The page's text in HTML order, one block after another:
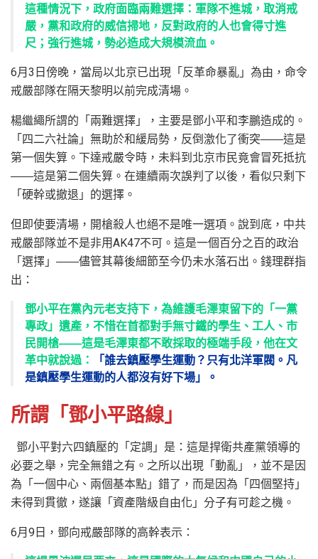
這種情況下，政府面臨兩難選擇：軍隊不進城，取消戒
嚴，黨和政府的威信掃地，反對政府的人也會得寸進
尺；強行進城，勢必造成大規模流血。
6月3日傍晚，當局以北京已出現「反革命暴亂」為由，命令
戒嚴部隊在隔天黎明以前完成清場。
楊繼繩所謂的「兩難選擇」，主要是鄧小平和李鵬造成的。
「四二六社論」無助於和緩局勢，反倒激化了衝突――這是
第一個失算。下達戒嚴令時，未料到北京市民竟會冒死抵抗
――這是第二個失算。在連續兩次誤判了以後，看似只剩下
「硬幹或撤退」的選擇。
但即使要清場，開槍殺人也絕不是唯一選項。說到底，中共
戒嚴部隊並不是非用AK47不可。這是一個百分之百的政治
「選擇」――儘管其幕後細節至今仍未水落石出。錢理群指
出：
鄧小平在黨內元老支持下，為維護毛澤東留下的「一黨
專政」遺產，不惜在首都對手無寸鐵的學生、工人、市
民開槍――這是毛澤東都不敢採取的極端手段，他在文
革中就說過：
「誰去鎮壓學生運動？只有北洋軍閥。凡
是鎮壓學生運動的人都沒有好下場」。
所謂「鄧小平路線」
鄧小平對六四鎮壓的「定調」是：這是捍衛共產黨領導的
必要之舉，完全無錯之有。之所以出現「動亂」，並不是因
為「一個中心、兩個基本點」錯了，而是因為「四個堅持」
未得到貫徹，遂讓「資產階級自由化」分子有可趁之機。
6月9日，鄧向戒嚴部隊的高幹表示：